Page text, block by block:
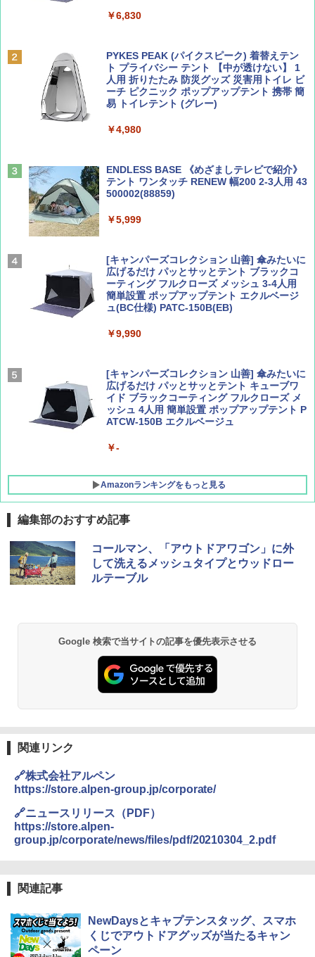
￥713
AIRLINE（エアライン）2026年9月号【特
集】ボーイング110周年を祝して！
￥1,760
￥2,695
球の歩き方A ヨーロッパ
ァキア 2026～2027 地球の歩き方A ヨーロッ
￥2,277
新しい日本地理 地図・統計・移動から読み
解く (講談社現代新書)
￥1,540
￥6,830
PYKES PEAK (パイクスピーク) 着替えテン
ト プライバシー テント 【中が透けない】 1
人用 折りたたみ 防災グッズ 災害用トイレ ビ
ーチ ピクニック ポップアップテント 携帯 簡
易 トイレテント (グレー)
￥4,980
ENDLESS BASE 《めざましテレビで紹介》
テント ワンタッチ RENEW 幅200 2-3人用 43
500002(88859)
￥5,999
[キャンパーズコレクション 山善] 傘みたいに
広げるだけ パッとサッとテント ブラックコ
ーティング フルクローズ メッシュ 3-4人用
簡単設置 ポップアップテント エクルベージ
ュ(BC仕様) PATC-150B(EB)
￥9,990
[キャンパーズコレクション 山善] 傘みたいに
広げるだけ パッとサッとテント キューブワ
イド ブラックコーティング フルクローズ メ
ッシュ 4人用 簡単設置 ポップアップテント P
ATCW-150B エクルベージュ
￥-
Amazonランキングをもっと見る
熊撃退スプレー 熊よけスプレー 熊スプレー
【日本企業販売】超強力クマ対策スプレー 30
0ml（連続噴射30秒）110ml（連続噴射15
秒）射程5～10m 安全ロック搭載 携帯収納袋
送
GRANDOOR ステンレス保冷剤 2個セット 2
BUNDOK(バンドック)ソロ ドーム 1 EX BDK
-08EX カーキ ソロキャンプ ポリエステル フ
レーム ドーム型 テント
￥-
￥6,459
編集部のおすすめ記事
コールマン、「アウトドアワゴン」に外
して洗えるメッシュタイプとウッドロー
ルテーブル
Google 検索で当サイトの記事を優先表示させる
関連リンク
🔗株式会社アルペン
https://store.alpen-group.jp/corporate/
🔗ニュースリリース（PDF）
https://store.alpen-
group.jp/corporate/news/files/pdf/20210304_2.pdf
関連記事
NewDaysとキャプテンスタッグ、スマホ
くじでアウトドアグッズが当たるキャン
ペーン